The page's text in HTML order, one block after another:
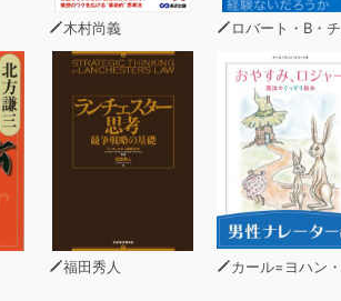
木村尚義 ロバート・B・チャルディーニ
福田秀人 カール=ヨハン・エリーン